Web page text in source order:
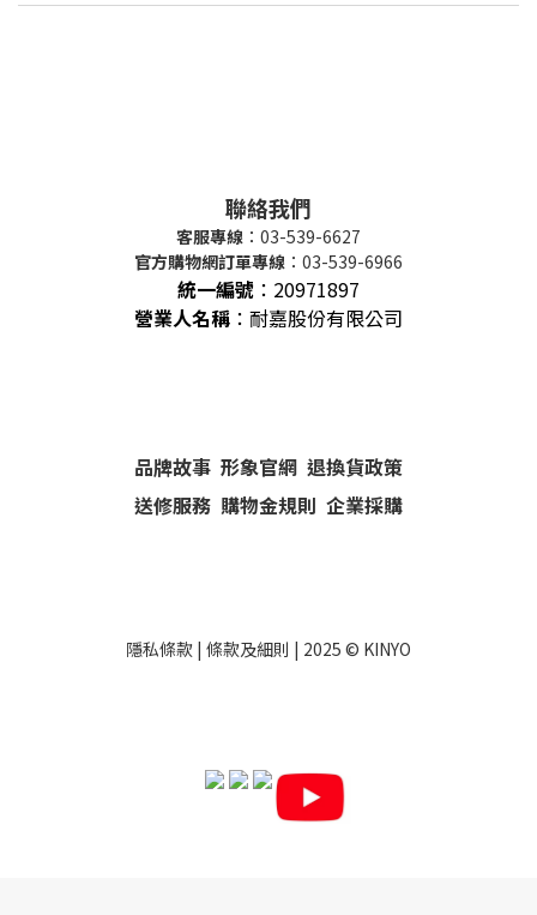
聯絡我們
客服專線 ：03-539-6627
官方購物網訂單專線 ：03-539-6966
統一編號 ： 20971897
營業人名稱 ：耐嘉股份有限公司
品牌故事 形象官網 退換貨政策
送修服務 購物金規則 企業採購
隱私條款 | 條款及細則 | 2025 © KINYO